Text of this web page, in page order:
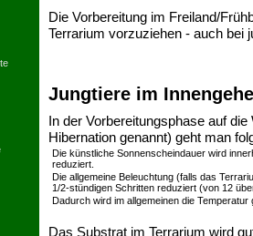
Die Vorbereitung im Freiland/
Terrarium vorzuziehen - auch bei
Jungtiere im
In der Vorbereitungsphase auf
Hibernation genannt) geht man
Die künstliche Sonnenscheindauer wird
reduziert.
Die allgemeine Beleuchtung (falls das
1/2-stündigen Schritten reduziert (von 12
Dadurch wird im allgemeinen die Temperatur
Das Substrat im Terrarium wird